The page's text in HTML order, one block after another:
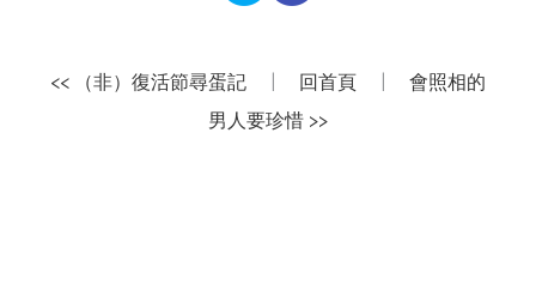
<< （非）復活節尋蛋記 回首頁
會照相的
男人要珍惜 >>